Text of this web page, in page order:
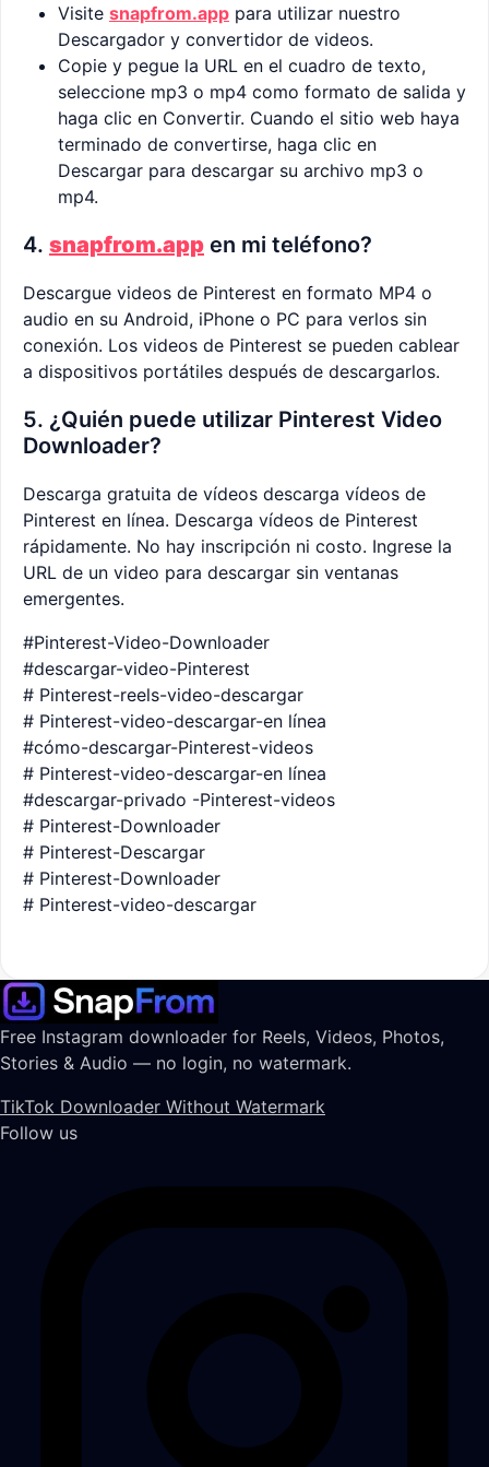
Visite snapfrom.app para utilizar nuestro
Descargador y convertidor de videos.
Copie y pegue la URL en el cuadro de texto,
seleccione mp3 o mp4 como formato de salida y
haga clic en Convertir. Cuando el sitio web haya
terminado de convertirse, haga clic en
Descargar para descargar su archivo mp3 o
mp4.
4. snapfrom.app en mi teléfono?
Descargue videos de Pinterest en formato MP4 o
audio en su Android, iPhone o PC para verlos sin
conexión. Los videos de Pinterest se pueden cablear
a dispositivos portátiles después de descargarlos.
5. ¿Quién puede utilizar Pinterest Video
Downloader?
Descarga gratuita de vídeos descarga vídeos de
Pinterest en línea. Descarga vídeos de Pinterest
rápidamente. No hay inscripción ni costo. Ingrese la
URL de un video para descargar sin ventanas
emergentes.
#Pinterest-Video-Downloader
#descargar-video-Pinterest
# Pinterest-reels-video-descargar
# Pinterest-video-descargar-en línea
#cómo-descargar-Pinterest-videos
# Pinterest-video-descargar-en línea
#descargar-privado -Pinterest-videos
# Pinterest-Downloader
# Pinterest-Descargar
# Pinterest-Downloader
# Pinterest-video-descargar
Free Instagram downloader for Reels, Videos, Photos,
Stories & Audio — no login, no watermark.
TikTok Downloader Without Watermark
Follow us